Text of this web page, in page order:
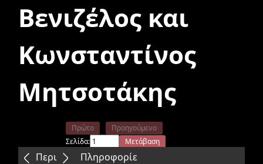
Βενιζέλος και
Κωνσταντίνος
Μητσοτάκης
Περιεχόμενα
Πρώτο
Προηγούμενο
Σελίδα:
Μετάβαση
Επόμενο
Τελευταίο
Πληροφορίε